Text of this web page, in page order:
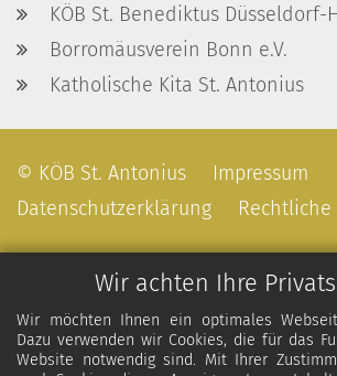
Wir achten Ihre
Wir möchten Ihnen ein optimales
Dazu verwenden wir Cookies, die für das
Website notwendig sind. Mit Ihrer
KÖB St. Benediktus Düsseldorf-
Borromäusverein Bonn e.V.
Katholische Kita St. Antonius
© KÖB St. Antonius
Impressum
Datenschutzerklärung